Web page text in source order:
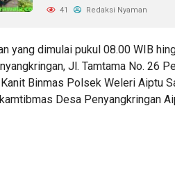
41 Redaksi Nyaman
yang dimulai pukul 08.00 WIB
Jl. Tamtama No. 26
Binmas Polsek Weleri Aiptu
Desa Penyangkringan